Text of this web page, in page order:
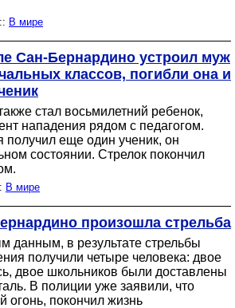
В мире
Сан-Бернардино устроил муж
классов, погибли она и
стал восьмилетний ребенок,
нападения рядом с педагогом.
получил еще один ученик, он
состоянии. Стрелок покончил
В мире
произошла стрельба
данным, в результате стрельбы
получили четыре человека: двое
двое школьников были доставлены
В полиции уже заявили, что
огонь, покончил жизнь